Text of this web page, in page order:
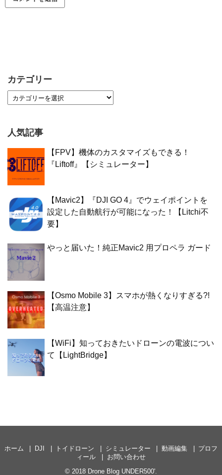
カテゴリー
人気記事
【FPV】機体のカスタマイズもできる！
『Liftoff』【シミュレーター】
【Mavic2】『DJI GO 4』でウェイポイントを
設定した自動航行が可能になった！【Litchi不
要】
やっと届いた！純正Mavic2 用プロペラ ガード
【Osmo Mobile 3】スマホが熱くなりすぎる?!
【高温注意】
【WiFi】知っておきたいドローンの電波につい
て【LightBridge】
ホーム DJI トイドローン シミュレーター 動画編集
プロフ
ィール
お問い合わせ
© 2018 Drone Blog UNDER500'.